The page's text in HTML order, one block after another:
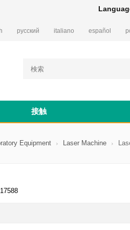
русский italiano español
接触
Equipment Laser Machine